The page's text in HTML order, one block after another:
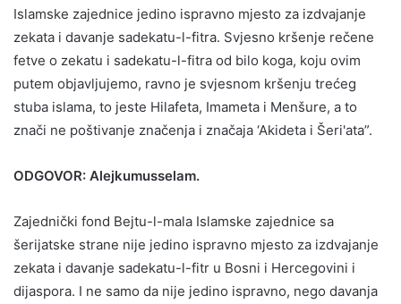
Islamske zajednice jedino ispravno mjesto za izdvajanje
zekata i davanje sadekatu-l-fitra. Svjesno kršenje rečene
fetve o zekatu i sadekatu-l-fitra od bilo koga, koju ovim
putem objavljujemo, ravno je svjesnom kršenju trećeg
stuba islama, to jeste Hilafeta, Imameta i Menšure, a to
znači ne poštivanje značenja i značaja ‘Akideta i Šeri'ata”.
ODGOVOR: Alejkumusselam.
Zajednički fond Bejtu-l-mala Islamske zajednice sa
šerijatske strane nije jedino ispravno mjesto za izdvajanje
zekata i davanje sadekatu-l-fitr u Bosni i Hercegovini i
dijaspora. I ne samo da nije jedino ispravno, nego davanja